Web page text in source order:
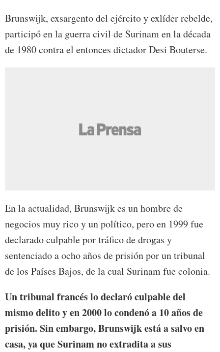
Brunswijk, exsargento del ejército y exlíder rebelde,
participó en la guerra civil de Surinam en la década
de 1980 contra el entonces dictador Desi Bouterse.
En la actualidad, Brunswijk es un hombre de
negocios muy rico y un político, pero en 1999 fue
declarado culpable por tráfico de drogas y
sentenciado a ocho años de prisión por un tribunal
de los Países Bajos, de la cual Surinam fue colonia.
Un tribunal francés lo declaró culpable del
mismo delito y en 2000 lo condenó a 10 años de
prisión. Sin embargo, Brunswijk está a salvo en
casa, ya que Surinam no extradita a sus